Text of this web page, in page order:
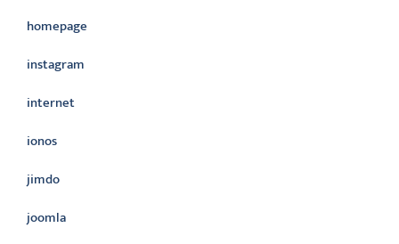
homepage
instagram
internet
ionos
jimdo
joomla